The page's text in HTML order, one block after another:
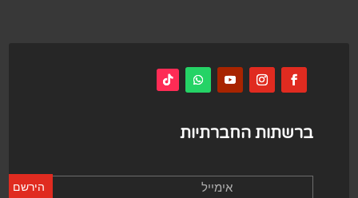
ברשתות החברתיות
הירשם